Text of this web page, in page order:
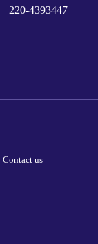
+220-4393447
Contact us